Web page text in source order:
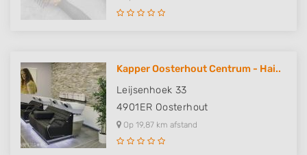
Kapper Oosterhout Centrum - Hai..
Leijsenhoek 33
4901ER Oosterhout
Op 19,87 km afstand